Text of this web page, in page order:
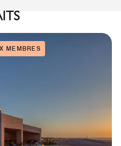
MEMBRES